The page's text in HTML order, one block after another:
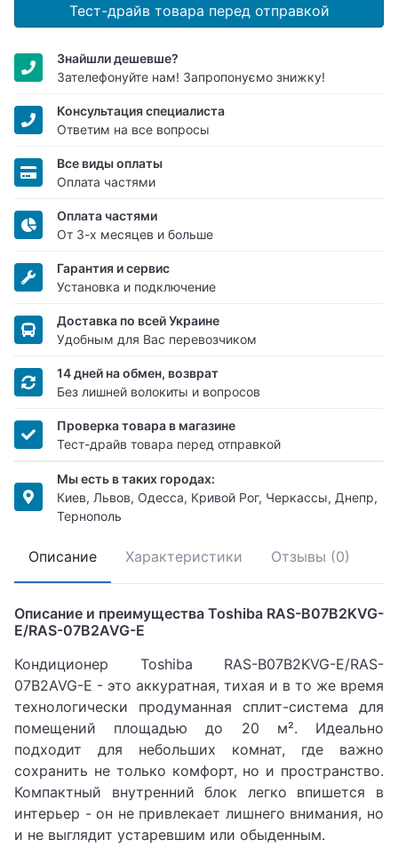
Тест-драйв товара перед отправкой
Знайшли дешевше?
Зателефонуйте нам! Запропонуємо знижку!
Консультация специалиста
Ответим на все вопросы
Все виды оплаты
Оплата частями
Оплата частями
От 3-х месяцев и больше
Гарантия и сервис
Установка и подключение
Доставка по всей Украине
Удобным для Вас перевозчиком
14 дней на обмен, возврат
Без лишней волокиты и вопросов
Проверка товара в магазине
Тест-драйв товара перед отправкой
Мы есть в таких городах:
Киев, Львов, Одесса, Кривой Рог, Черкассы, Днепр,
Тернополь
Описание Характеристики Отзывы (0)
Описание и преимущества Toshiba RAS-B07B2KVG-
E/RAS-07B2AVG-E
Кондиционер Toshiba RAS-B07B2KVG-E/RAS-
07B2AVG-E - это аккуратная, тихая и в то же время
технологически продуманная сплит-система для
помещений площадью до 20 м². Идеально
подходит для небольших комнат, где важно
сохранить не только комфорт, но и пространство.
Компактный внутренний блок легко впишется в
интерьер - он не привлекает лишнего внимания, но
и не выглядит устаревшим или обыденным.